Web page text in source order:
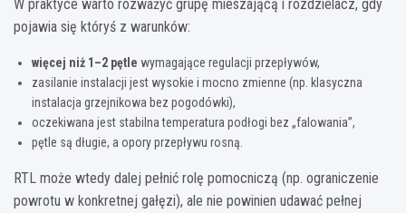
W praktyce warto rozważyć grupę mieszającą i rozdzielacz, gdy
pojawia się któryś z warunków:
więcej niż 1–2 pętle wymagające regulacji przepływów,
zasilanie instalacji jest wysokie i mocno zmienne (np. klasyczna
instalacja grzejnikowa bez pogodówki),
oczekiwana jest stabilna temperatura podłogi bez „falowania”,
pętle są długie, a opory przepływu rosną.
RTL może wtedy dalej pełnić rolę pomocniczą (np. ograniczenie
powrotu w konkretnej gałęzi), ale nie powinien udawać pełnej